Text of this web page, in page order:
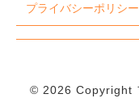
プライバシーポリシー
© 2026 Copyright